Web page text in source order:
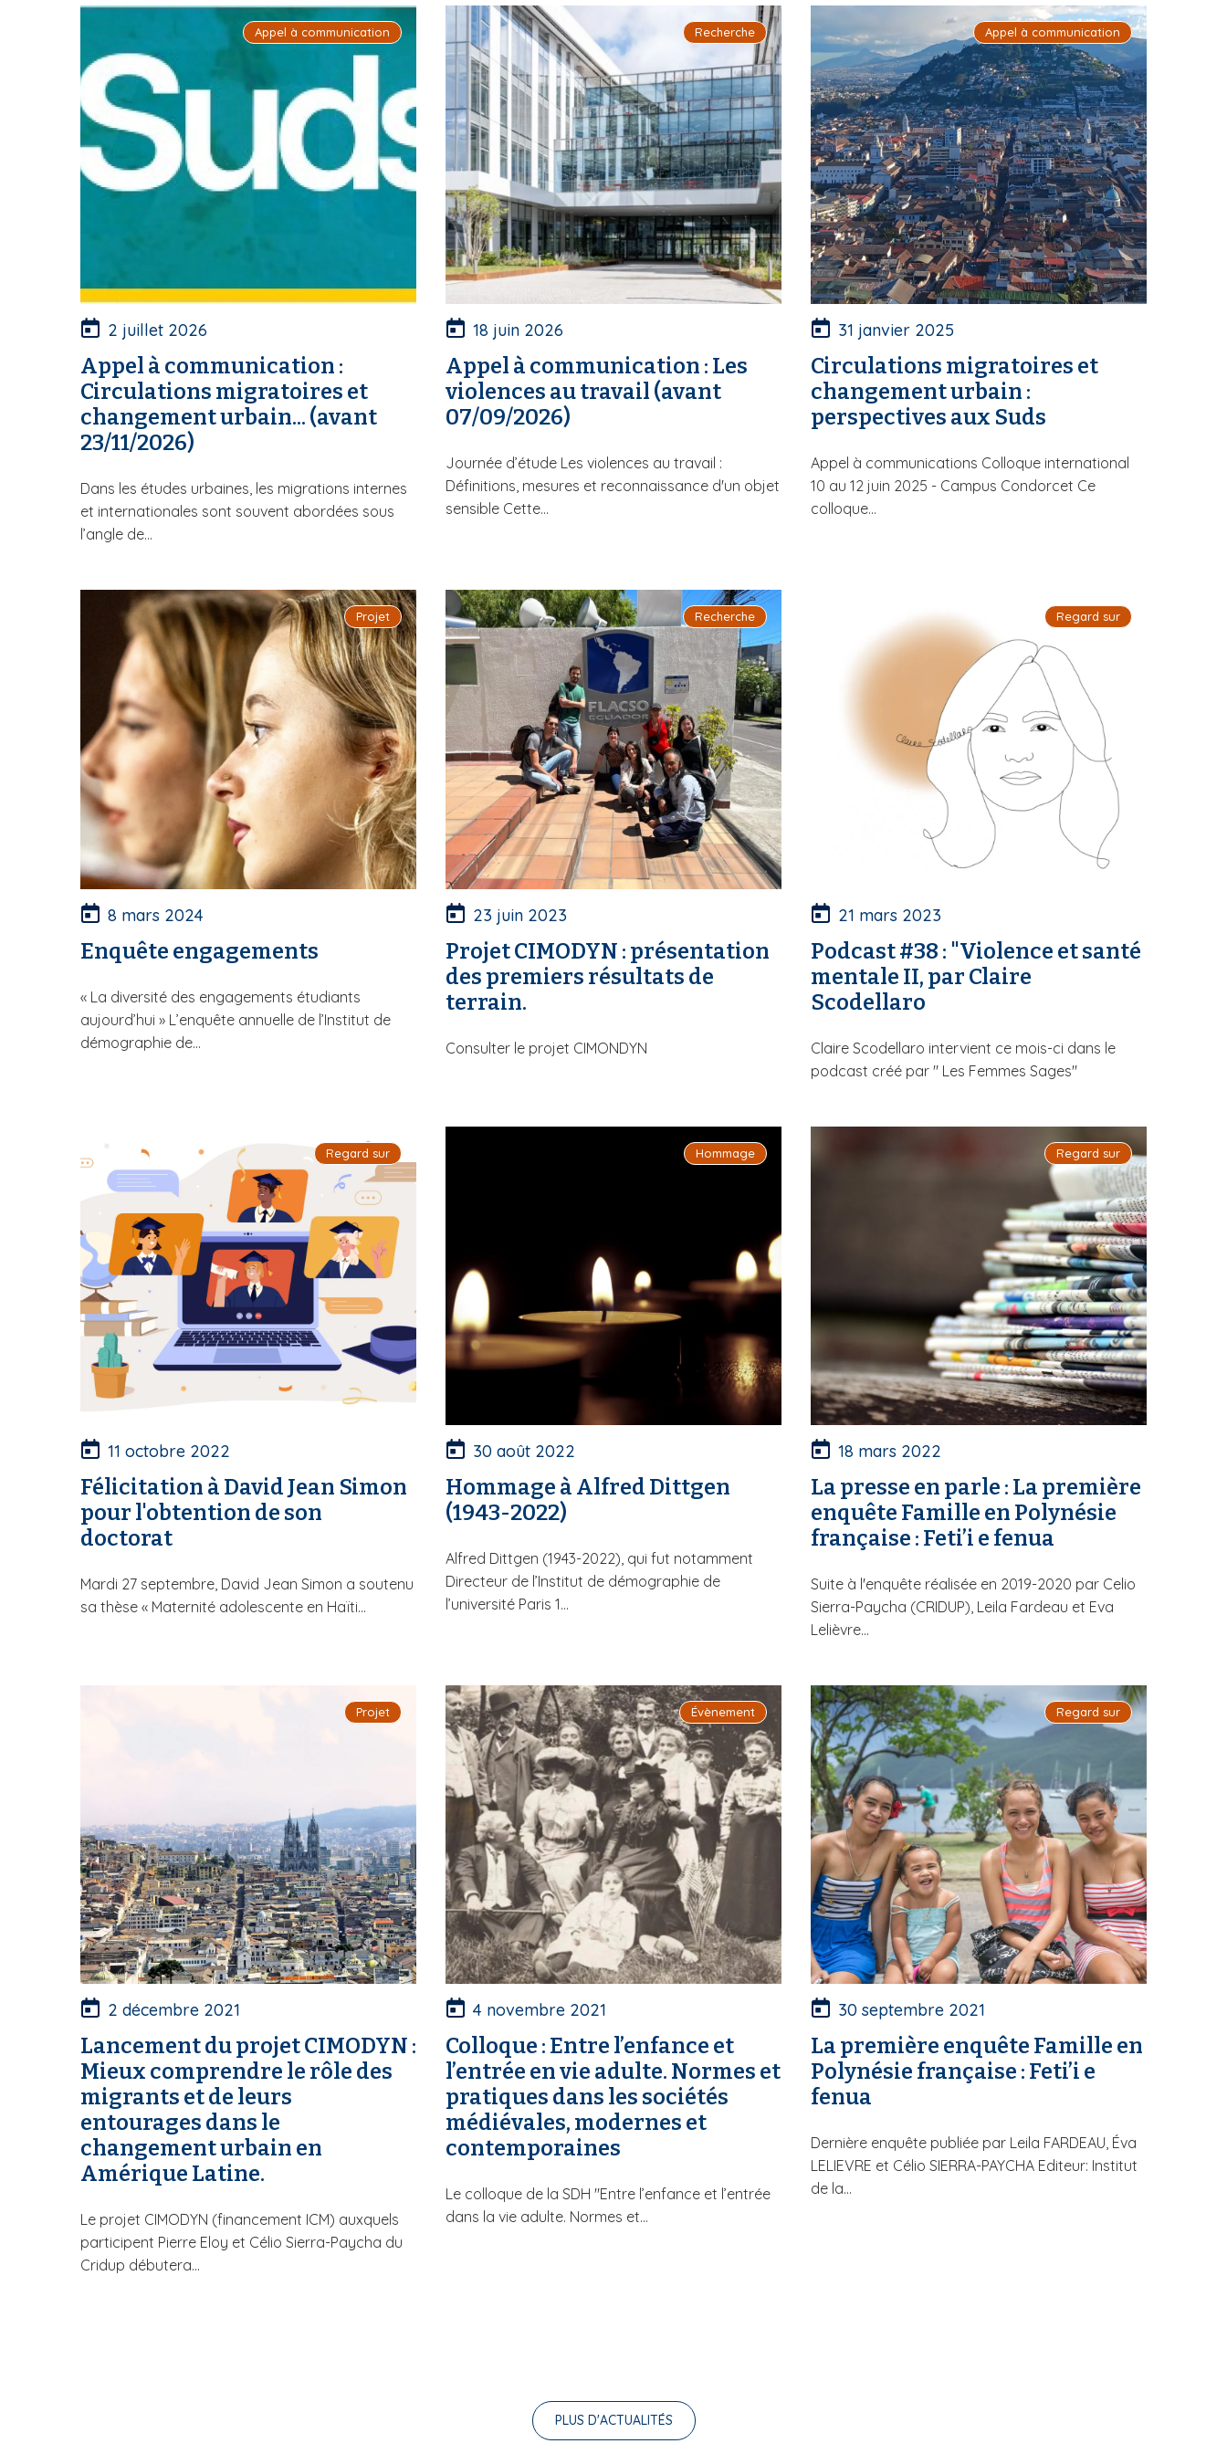
Appel à communication
2 juillet 2026
Appel à communication :
Circulations migratoires et
changement urbain... (avant
23/11/2026)
Dans les études urbaines, les migrations internes
et internationales sont souvent abordées sous
l’angle de...
Recherche
18 juin 2026
Appel à communication : Les
violences au travail (avant
07/09/2026)
Journée d’étude Les violences au travail :
Définitions, mesures et reconnaissance d'un objet
sensible Cette...
Appel à communication
31 janvier 2025
Circulations migratoires et
changement urbain :
perspectives aux Suds
Appel à communications Colloque international
10 au 12 juin 2025 - Campus Condorcet Ce
colloque...
Projet
8 mars 2024
Enquête engagements
« La diversité des engagements étudiants
aujourd’hui » L’enquête annuelle de l’Institut de
démographie de...
Recherche
23 juin 2023
Projet CIMODYN : présentation
des premiers résultats de
terrain.
Consulter le projet CIMONDYN
Regard sur
21 mars 2023
Podcast #38 : "Violence et santé
mentale II, par Claire
Scodellaro
Claire Scodellaro intervient ce mois-ci dans le
podcast créé par " Les Femmes Sages"
Regard sur
11 octobre 2022
Félicitation à David Jean Simon
pour l'obtention de son
doctorat
Mardi 27 septembre, David Jean Simon a soutenu
sa thèse « Maternité adolescente en Haïti...
Hommage
30 août 2022
Hommage à Alfred Dittgen
(1943-2022)
Alfred Dittgen (1943-2022), qui fut notamment
Directeur de l’Institut de démographie de
l’université Paris 1...
Regard sur
18 mars 2022
La presse en parle : La première
enquête Famille en Polynésie
française : Feti’i e fenua
Suite à l'enquête réalisée en 2019-2020 par Celio
Sierra-Paycha (CRIDUP), Leila Fardeau et Eva
Lelièvre...
Projet
2 décembre 2021
Lancement du projet CIMODYN :
Mieux comprendre le rôle des
migrants et de leurs
entourages dans le
changement urbain en
Amérique Latine.
Le projet CIMODYN (financement ICM) auxquels
participent Pierre Eloy et Célio Sierra-Paycha du
Cridup débutera...
Évènement
4 novembre 2021
Colloque : Entre l’enfance et
l’entrée en vie adulte. Normes et
pratiques dans les sociétés
médiévales, modernes et
contemporaines
Le colloque de la SDH "Entre l’enfance et l’entrée
dans la vie adulte. Normes et...
Regard sur
30 septembre 2021
La première enquête Famille en
Polynésie française : Feti’i e
fenua
Dernière enquête publiée par Leila FARDEAU, Éva
LELIEVRE et Célio SIERRA-PAYCHA Editeur: Institut
de la...
PLUS D'ACTUALITÉS